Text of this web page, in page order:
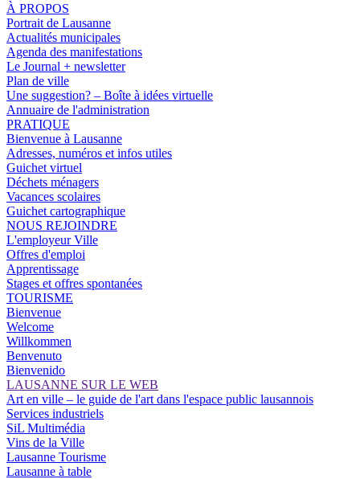
À PROPOS
Portrait de Lausanne
Actualités municipales
Agenda des manifestations
Le Journal + newsletter
Plan de ville
Une suggestion? – Boîte à idées virtuelle
Annuaire de l'administration
PRATIQUE
Bienvenue à Lausanne
Adresses, numéros et infos utiles
Guichet virtuel
Déchets ménagers
Vacances scolaires
Guichet cartographique
NOUS REJOINDRE
L'employeur Ville
Offres d'emploi
Apprentissage
Stages et offres spontanées
TOURISME
Bienvenue
Welcome
Willkommen
Benvenuto
Bienvenido
LAUSANNE SUR LE WEB
Art en ville – le guide de l'art dans l'espace public lausannois
Services industriels
SiL Multimédia
Vins de la Ville
Lausanne Tourisme
Lausanne à table